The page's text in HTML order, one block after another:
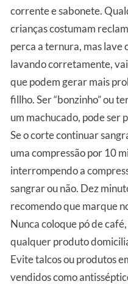
corrente e sabonete.
crianças costumam
perca a ternura, mas lave
lavando corretamente,
que podem gerar mais
fillho. Ser “bonzinho” ou
um machucado, pode ser
Se o corte continuar
uma compressão por 10
interrompendo a
sangrar ou não. Dez
recomendo que marque
Nunca coloque pó de
qualquer produto
Evite talcos ou produtos
vendidos como